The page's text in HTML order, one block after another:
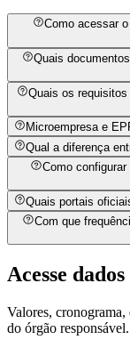
Como acessar
Quais
Quais os
Microempresa e
Qual a diferença
Como
Quais portais
Com que
Acesse
Valores,
do órgão responsável.